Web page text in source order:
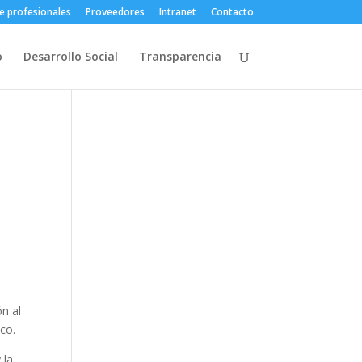
profesionales Proveedores Intranet Contacto
Desarrollo Social Transparencia
al